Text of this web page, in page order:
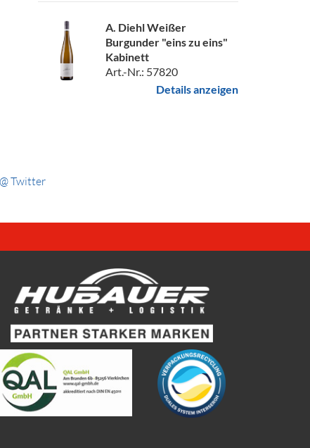
A. Diehl Weißer
Burgunder "eins zu eins"
Kabinett
Art.-Nr.: 57820
Details anzeigen
Twitter